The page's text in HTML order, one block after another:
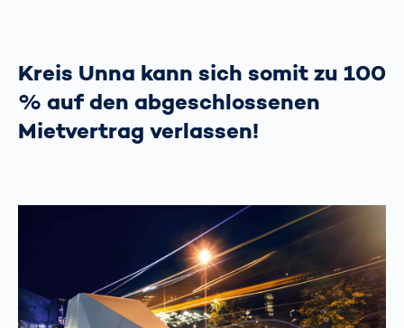
Kreis Unna kann sich somit zu 100
% auf den abgeschlossenen
Mietvertrag verlassen!